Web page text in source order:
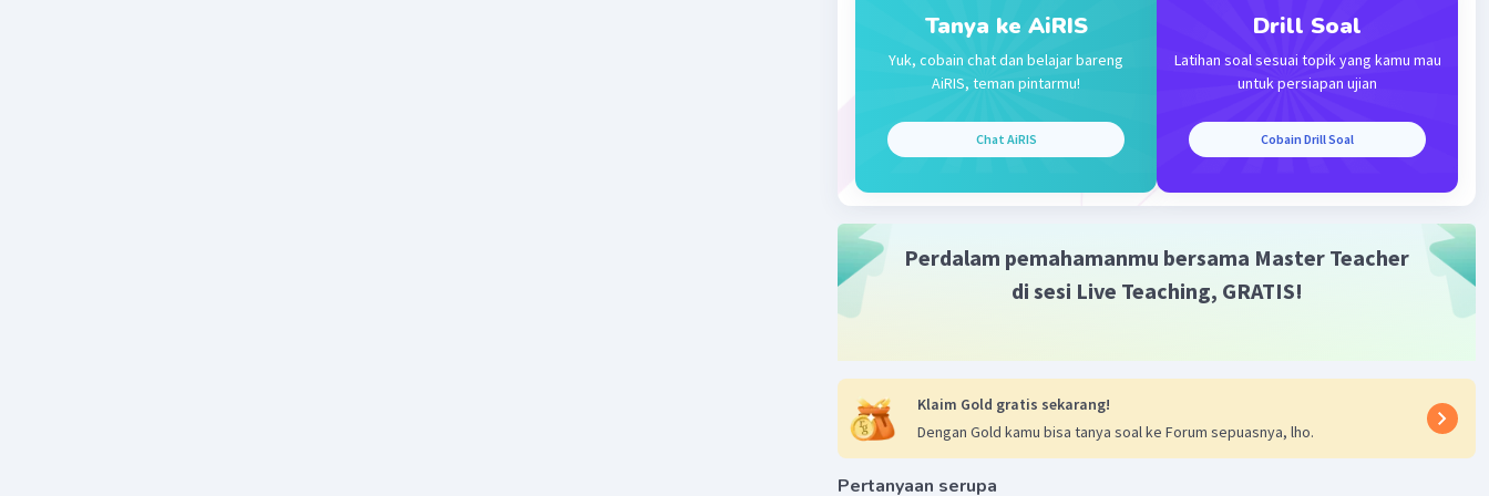
Jadi, perbandingan tanaman F2 adalah 180:60 atau dapat
disederhanakan menjadi 3:1.
Iklan
Tanya ke AiRIS
Yuk, cobain chat dan belajar bareng
AiRIS, teman pintarmu!
Chat AiRIS
Drill Soal
Latihan soal sesuai topik yang kamu mau
untuk persiapan ujian
Cobain Drill Soal
Perdalam pemahamanmu bersama Master Teacher
di sesi Live Teaching, GRATIS!
Klaim Gold gratis sekarang!
Dengan Gold kamu bisa tanya soal ke Forum sepuasnya, lho.
Pertanyaan serupa